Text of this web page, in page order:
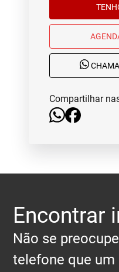
Compartilhar
Encontrar
Não se
telefone que